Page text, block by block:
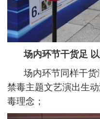
场内环节干货足
场内环节同样干
禁毒主题文艺演出生
毒理念；